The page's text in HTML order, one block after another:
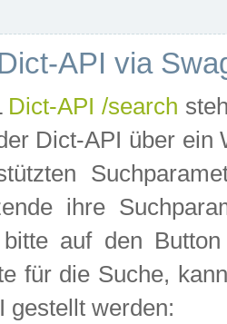
API via
Dict-API /search
Dict-API über
ihre
bitte auf den
für die Suche,
gestellt werden: